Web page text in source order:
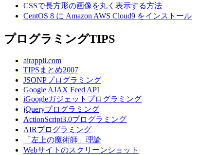
CSSで長方形の画像を丸く表示する方法
CentOS 8 に Amazon AWS Cloud9 をインストール
プログラミングTIPS
airappli.com
TIPSまとめ2007
JSONPプログラミング
Google AJAX Feed API
iGoogleガジェットプログラミング
jQueryプログラミング
ActionScript3.0プログラミング
AIRプログラミング
「左上の魔術師」理論
Webサイトのスクリーンショット